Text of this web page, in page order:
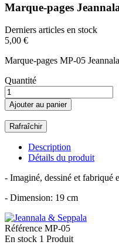
Marque-pages
Derniers articles en stock
5,00 €
Marque-pages MP-05
Quantité
Ajouter au panier
Description
Détails du produit
- Imaginé, dessiné et fabriqué
- Dimension: 19 cm
Référence MP-05
En stock 1 Produit